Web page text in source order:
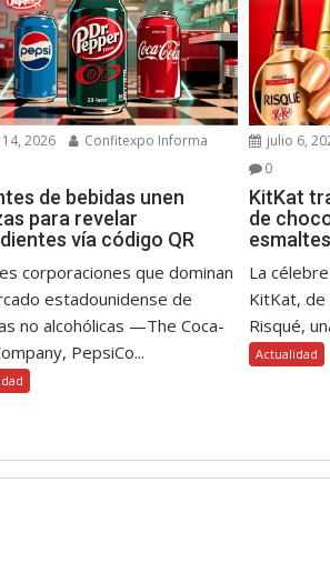
2026
Confitexpo Informa
de bebidas unen
para revelar
vía código QR
corporaciones que dominan
estadounidense de
no alcohólicas —The Coca-
PepsiCo...
julio 6,
0
KitKat
de
La
KitKat, de
Risqué,
Actualidad